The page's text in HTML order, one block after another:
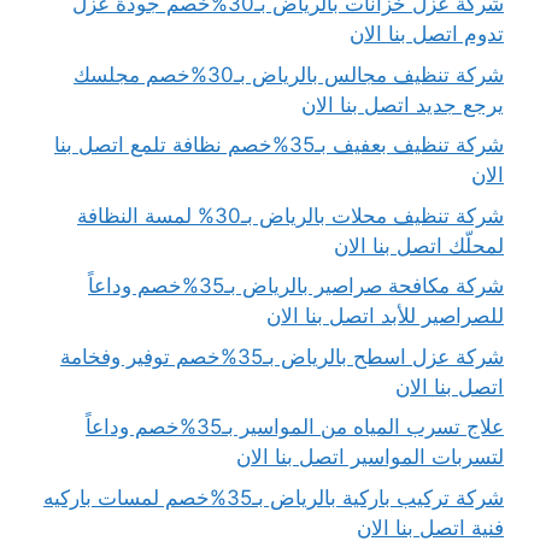
تدوم اتصل بنا الان
شركة تنظيف مجالس بالرياض بـ30%خصم مجلسك
يرجع جديد اتصل بنا الان
شركة تنظيف بعفيف بـ35%خصم نظافة تلمع اتصل بنا
الان
شركة تنظيف محلات بالرياض بـ30% لمسة النظافة
لمحلّك اتصل بنا الان
شركة مكافحة صراصير بالرياض بـ35%خصم وداعاً
للصراصير للأبد اتصل بنا الان
شركة عزل اسطح بالرياض بـ35%خصم توفير وفخامة
اتصل بنا الان
علاج تسرب المياه من المواسير بـ35%خصم وداعاً
لتسربات المواسير اتصل بنا الان
شركة تركيب باركية بالرياض بـ35%خصم لمسات باركيه
فنية اتصل بنا الان